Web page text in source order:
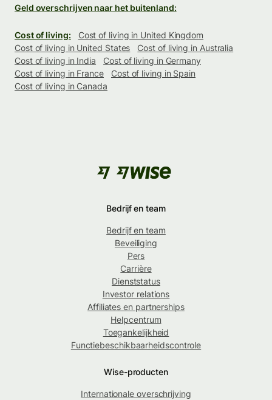
Geld overschrijven naar het buitenland:
Cost of living:
Cost of living in United Kingdom
Cost of living in United States
Cost of living in Australia
Cost of living in India
Cost of living in Germany
Cost of living in France
Cost of living in Spain
Cost of living in Canada
Bedrijf en team
Bedrijf en team
Beveiliging
Pers
Carrière
Dienststatus
Investor relations
Affiliates en partnerships
Helpcentrum
Toegankelijkheid
Functiebeschikbaarheidscontrole
Wise-producten
Internationale overschrijving